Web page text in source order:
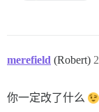
merefield (Robert) 2
你一定改了什么